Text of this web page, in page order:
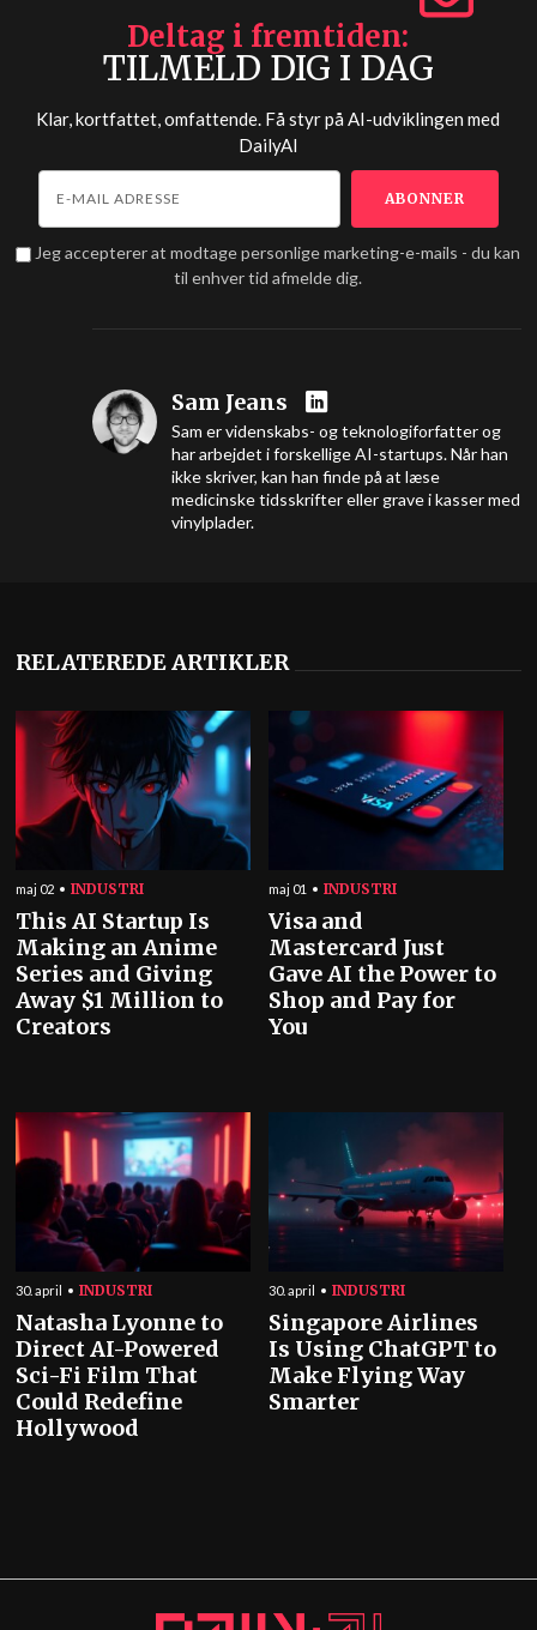
Deltag i fremtiden
TILMELD DIG I DAG
Klar, kortfattet, omfattende. Få styr på AI-udviklingen med
DailyAI
Jeg accepterer at modtage personlige marketing-e-mails - du kan
til enhver tid afmelde dig.
Sam Jeans
Sam er videnskabs- og teknologiforfatter og
har arbejdet i forskellige AI-startups. Når han
ikke skriver, kan han finde på at læse
medicinske tidsskrifter eller grave i kasser med
vinylplader.
RELATEREDE ARTIKLER
maj 02 INDUSTRI
This AI Startup Is
Making an Anime
Series and Giving
Away $1 Million to
Creators
maj 01 INDUSTRI
Visa and
Mastercard Just
Gave AI the Power to
Shop and Pay for
You
30. april INDUSTRI
Natasha Lyonne to
Direct AI-Powered
Sci-Fi Film That
Could Redefine
Hollywood
30. april INDUSTRI
Singapore Airlines
Is Using ChatGPT to
Make Flying Way
Smarter